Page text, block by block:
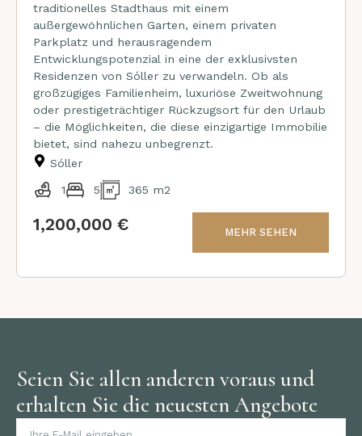
traditionelles Stadthaus mit einem
außergewöhnlichen Garten, einem privaten
Parkplatz und herausragendem
Entwicklungspotenzial in eine der exklusivsten
Residenzen von Sóller zu verwandeln. Ob als
großzügiges Familienheim, luxuriöse Zweitwohnung
oder prestigeträchtiger Rückzugsort für den Urlaub
– die Möglichkeiten, die diese einzigartige Immobilie
bietet, sind nahezu unbegrenzt.
Sóller
1 5 365 m2
1,200,000 € MEHR SEHEN
Seien Sie allen anderen voraus und
erhalten Sie die neuesten Angebote